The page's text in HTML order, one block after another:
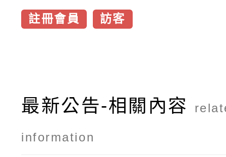
註冊會員 訪客
最新公告-相關內容
information